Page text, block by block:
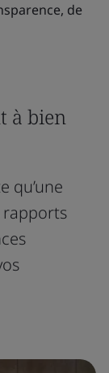
de
à bien
qu’une
rapports